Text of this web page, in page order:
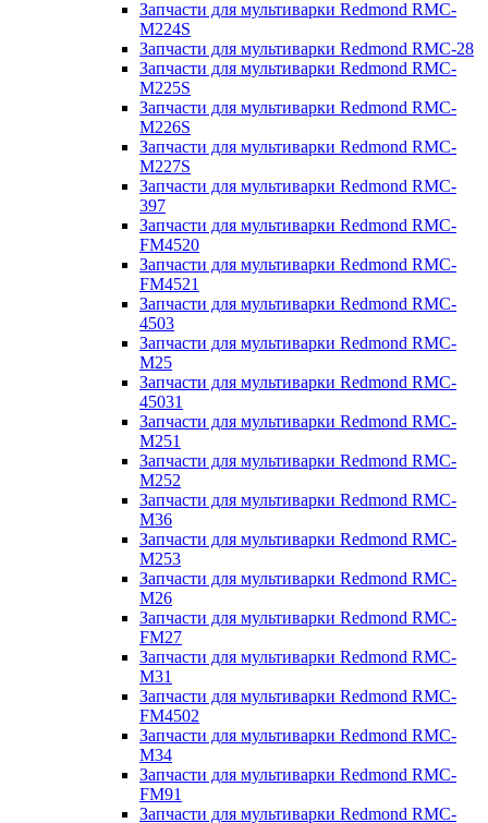
Запчасти для мультиварки Redmond RMC-
M224S
Запчасти для мультиварки Redmond RMC-28
Запчасти для мультиварки Redmond RMC-
M225S
Запчасти для мультиварки Redmond RMC-
M226S
Запчасти для мультиварки Redmond RMC-
M227S
Запчасти для мультиварки Redmond RMC-
397
Запчасти для мультиварки Redmond RMC-
FM4520
Запчасти для мультиварки Redmond RMC-
FM4521
Запчасти для мультиварки Redmond RMC-
4503
Запчасти для мультиварки Redmond RMC-
M25
Запчасти для мультиварки Redmond RMC-
45031
Запчасти для мультиварки Redmond RMC-
M251
Запчасти для мультиварки Redmond RMC-
M252
Запчасти для мультиварки Redmond RMC-
M36
Запчасти для мультиварки Redmond RMC-
M253
Запчасти для мультиварки Redmond RMC-
M26
Запчасти для мультиварки Redmond RMC-
FM27
Запчасти для мультиварки Redmond RMC-
M31
Запчасти для мультиварки Redmond RMC-
FM4502
Запчасти для мультиварки Redmond RMC-
M34
Запчасти для мультиварки Redmond RMC-
FM91
Запчасти для мультиварки Redmond RMC-